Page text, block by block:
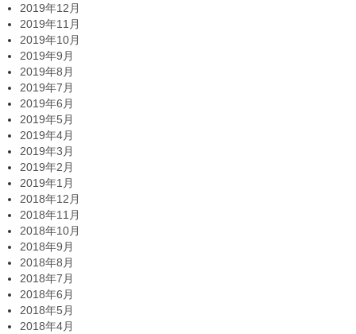
2019年12月
2019年11月
2019年10月
2019年9月
2019年8月
2019年7月
2019年6月
2019年5月
2019年4月
2019年3月
2019年2月
2019年1月
2018年12月
2018年11月
2018年10月
2018年9月
2018年8月
2018年7月
2018年6月
2018年5月
2018年4月